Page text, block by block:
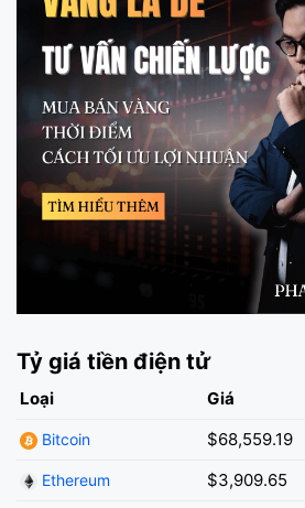
Tỷ giá tiền điện tử
Loại Giá
Bitcoin $68,559.19
Ethereum $3,909.65